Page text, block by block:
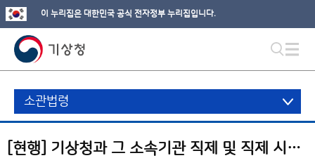
이 누리집은 대한민국 공식 전자정부 누리집입니다.
소관법령
[현행] 기상청과 그 소속기관 직제 및 직제 시행규칙